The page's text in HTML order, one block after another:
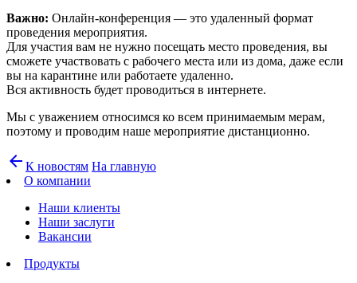
Важно: Онлайн-конференция — это удаленный формат
проведения мероприятия.
Для участия вам не нужно посещать место проведения, вы
сможете участвовать с рабочего места или из дома, даже если
вы на карантине или работаете удаленно.
Вся активность будет проводиться в интернете.
Мы с уважением относимся ко всем принимаемым мерам,
поэтому и проводим наше мероприятие дистанционно.
arrow_back К новостям На главную
О компании
Наши клиенты
Наши заслуги
Вакансии
Продукты